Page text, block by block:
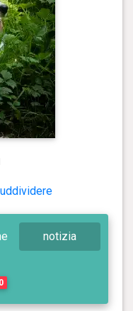
notizia